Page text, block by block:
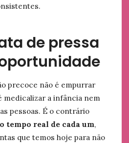
de pressa
precoce não é empurrar
medicalizar a infância nem
pessoas. É o contrário
tempo real de cada um,
que temos hoje para não